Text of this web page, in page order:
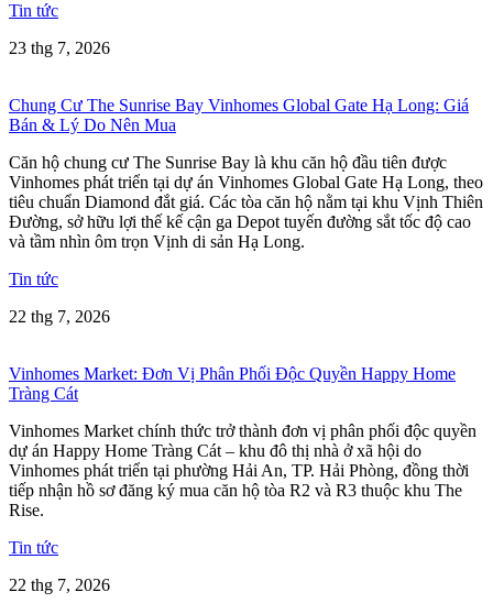
Tin tức
23 thg 7, 2026
Chung Cư The Sunrise Bay Vinhomes Global Gate Hạ Long: Giá
Bán & Lý Do Nên Mua
Căn hộ chung cư The Sunrise Bay là khu căn hộ đầu tiên được
Vinhomes phát triển tại dự án Vinhomes Global Gate Hạ Long, theo
tiêu chuẩn Diamond đắt giá. Các tòa căn hộ nằm tại khu Vịnh Thiên
Đường, sở hữu lợi thế kế cận ga Depot tuyến đường sắt tốc độ cao
và tầm nhìn ôm trọn Vịnh di sản Hạ Long.
Tin tức
22 thg 7, 2026
Vinhomes Market: Đơn Vị Phân Phối Độc Quyền Happy Home
Tràng Cát
Vinhomes Market chính thức trở thành đơn vị phân phối độc quyền
dự án Happy Home Tràng Cát – khu đô thị nhà ở xã hội do
Vinhomes phát triển tại phường Hải An, TP. Hải Phòng, đồng thời
tiếp nhận hồ sơ đăng ký mua căn hộ tòa R2 và R3 thuộc khu The
Rise.
Tin tức
22 thg 7, 2026